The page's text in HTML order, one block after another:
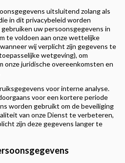
uitsluitend zolang als
in dit privacybeleid worden
uw persoonsgegevens in
te voldoen aan onze wettelijke
wij verplicht zijn gegevens te
wetgeving), om
onze juridische overeenkomsten en
voor interne analyse.
voor een kortere periode
worden gebruikt om de beveiliging
van onze Dienst te verbeteren,
zijn deze gegevens langer te